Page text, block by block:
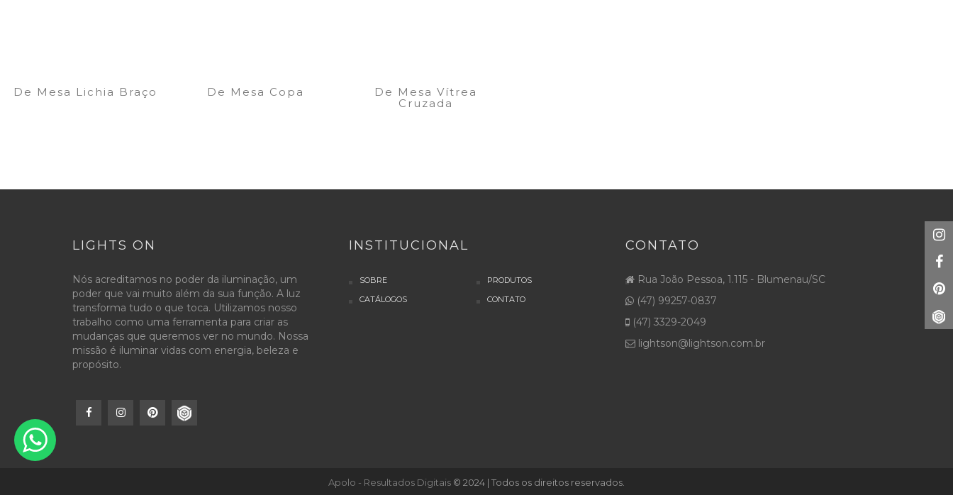
De Mesa Lichia Braço De Mesa Copa
De Mesa Vítrea
Cruzada
LIGHTS ON
Nós acreditamos no poder da iluminação, um
poder que vai muito além da sua função. A luz
transforma tudo o que toca. Utilizamos nosso
trabalho como uma ferramenta para criar as
mudanças que queremos ver no mundo. Nossa
missão é iluminar vidas com energia, beleza e
propósito.
INSTITUCIONAL
SOBRE
PRODUTOS
CATÁLOGOS
CONTATO
CONTATO
Rua João Pessoa, 1.115 - Blumenau/SC
(47) 99257-0837
(47) 3329-2049
lightson@lightson.com.br
Apolo - Resultados Digitais © 2024 | Todos os direitos reservados.